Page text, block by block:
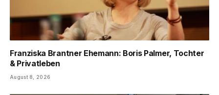
Franziska Brantner Ehemann: Boris Palmer, Tochter
& Privatleben
August 8, 2026